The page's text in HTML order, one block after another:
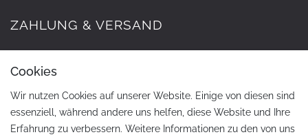
ZAHLUNG & VERSAND
Cookies
Wir nutzen Cookies auf unserer Website. Einige von diesen sind
essenziell, während andere uns helfen, diese Website und Ihre
Erfahrung zu verbessern. Weitere Informationen zu den von uns